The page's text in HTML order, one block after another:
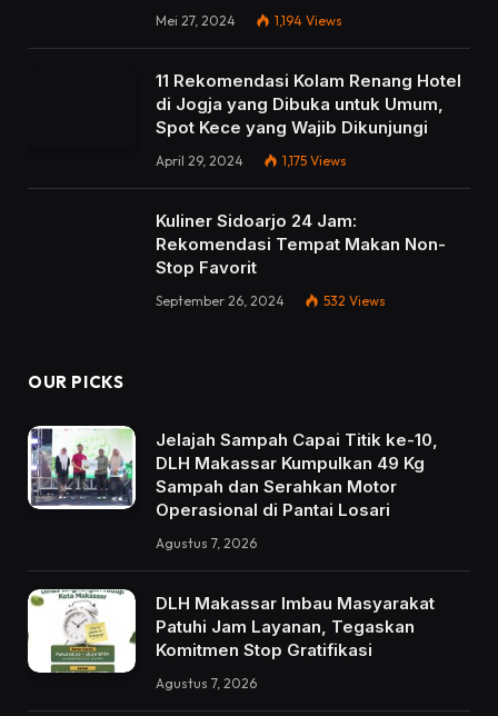
Mei 27, 2024 1,194 Views
11 Rekomendasi Kolam Renang Hotel
di Jogja yang Dibuka untuk Umum,
Spot Kece yang Wajib Dikunjungi
April 29, 2024 1,175 Views
Kuliner Sidoarjo 24 Jam:
Rekomendasi Tempat Makan Non-
Stop Favorit
September 26, 2024 532 Views
OUR PICKS
Jelajah Sampah Capai Titik ke-10,
DLH Makassar Kumpulkan 49 Kg
Sampah dan Serahkan Motor
Operasional di Pantai Losari
Agustus 7, 2026
DLH Makassar Imbau Masyarakat
Patuhi Jam Layanan, Tegaskan
Komitmen Stop Gratifikasi
Agustus 7, 2026